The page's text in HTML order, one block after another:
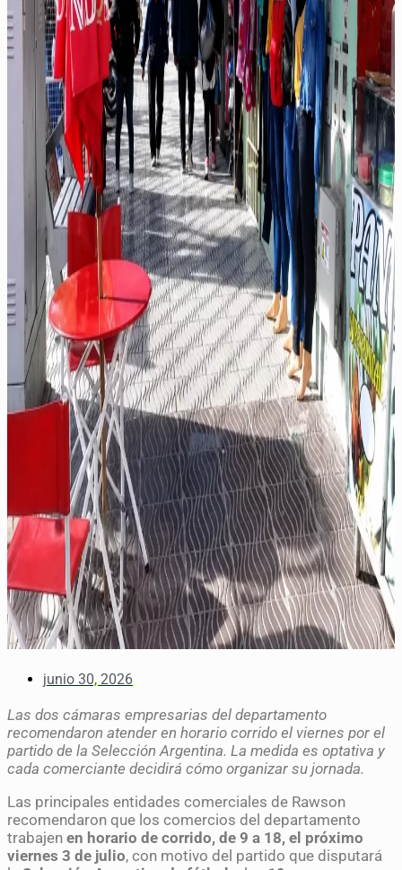
junio 30, 2026
Las dos cámaras empresarias del departamento
recomendaron atender en horario corrido el viernes por el
partido de la Selección Argentina. La medida es optativa y
cada comerciante decidirá cómo organizar su jornada.
Las principales entidades comerciales de Rawson
recomendaron que los comercios del departamento
trabajen en horario de corrido, de 9 a 18, el próximo
viernes 3 de julio, con motivo del partido que disputará